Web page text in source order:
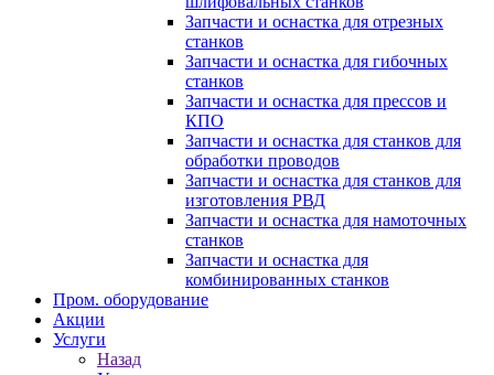
Запчасти и оснастка для отрезных
станков
Запчасти и оснастка для гибочных
станков
Запчасти и оснастка для прессов и
КПО
Запчасти и оснастка для станков для
обработки проводов
Запчасти и оснастка для станков для
изготовления РВД
Запчасти и оснастка для намоточных
станков
Запчасти и оснастка для
комбинированных станков
Пром. оборудование
Акции
Услуги
Назад